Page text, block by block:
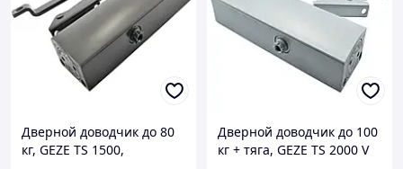
Дверной доводчик до 80
кг, GEZE TS 1500,
Дверной доводчик до 100
кг + тяга, GEZE TS 2000 V